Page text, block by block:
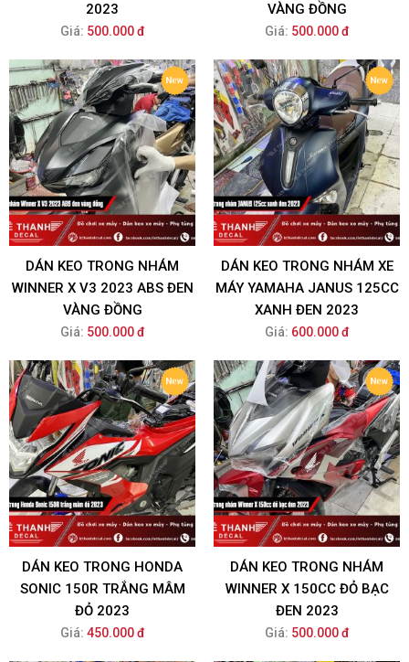
2023
Giá: 500.000 đ
VÀNG ĐỒNG
Giá: 500.000 đ
DÁN KEO TRONG NHÁM
WINNER X V3 2023 ABS ĐEN
VÀNG ĐỒNG
Giá: 500.000 đ
DÁN KEO TRONG NHÁM XE
MÁY YAMAHA JANUS 125CC
XANH ĐEN 2023
Giá: 600.000 đ
DÁN KEO TRONG HONDA
SONIC 150R TRẮNG MÂM
ĐỎ 2023
Giá: 450.000 đ
DÁN KEO TRONG NHÁM
WINNER X 150CC ĐỎ BẠC
ĐEN 2023
Giá: 500.000 đ